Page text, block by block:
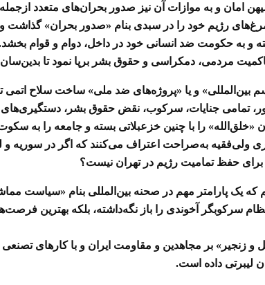
و به موازات آن نیز صدور بحران‌های متعدد
رژیم خود را در سبدی بنام «صدور بحران» گذاشت
و به حکومت ضد انسانی خود در داخل، دوام و قوام
مردمی، دمکراسی و حقوق بشر برپا نمود تا بدین‌سان
بین‌المللی» و یا «پروژه‌های ضد ملی» ساخت سلاح اتمی
تمامی جنایات، سرکوب، نقض حقوق بشر،
«خلق‌الله» را با چنین خزعبلاتی بسته و جامعه را به
ولی‌فقیه به‌صراحت اعتراف می‌کنند که اگر در سوریه و
برای حفظ تمامیت رژیم در تهران نیست؟
که یک پارامتر مهم در صحنه بین‌المللی بنام
آخوندی را باز نگه‌داشته، بلکه بهترین فرصت‌ها
و زنجیر » بر مجاهدین و مقاومت ایران و با کارهای
لیبرتی داده است.